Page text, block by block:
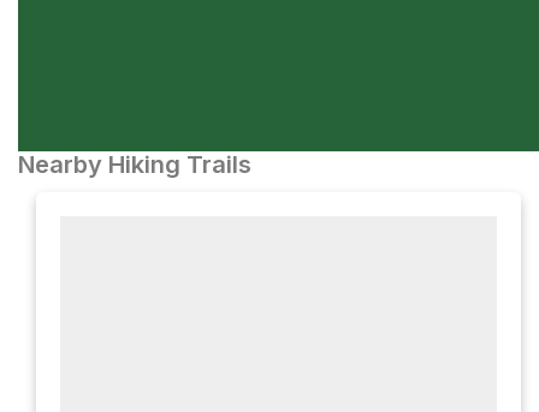
Nearby Hiking Trails